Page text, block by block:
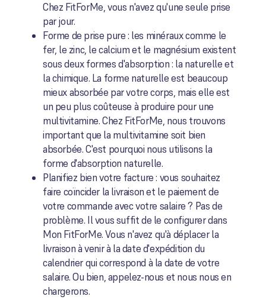
Chez FitForMe, vous n'avez qu'une seule prise
par jour.
Forme de prise pure : les minéraux comme le
fer, le zinc, le calcium et le magnésium existent
sous deux formes d'absorption : la naturelle et
la chimique. La forme naturelle est beaucoup
mieux absorbée par votre corps, mais elle est
un peu plus coûteuse à produire pour une
multivitamine. Chez FitForMe, nous trouvons
important que la multivitamine soit bien
absorbée. C'est pourquoi nous utilisons la
forme d'absorption naturelle.
Planifiez bien votre facture : vous souhaitez
faire coïncider la livraison et le paiement de
votre commande avec votre salaire ? Pas de
problème. Il vous suffit de le configurer dans
Mon FitForMe. Vous n'avez qu'à déplacer la
livraison à venir à la date d'expédition du
calendrier qui correspond à la date de votre
salaire. Ou bien, appelez-nous et nous nous en
chargerons.